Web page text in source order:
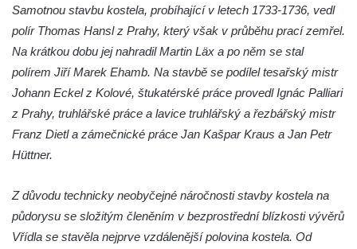
Kaple Panny Marie Růžencové na návsi v
Konětopech
Výklenková kaple u silnice jižně od Hřivic
Kostel svatého Jakuba ve Hřivicích
Kaple svatého Rocha na zvířecím hřbitově v
Jimlíně
Kaple v zahradě domu čp. 55 v Jimlíně
Samotnou stavbu kostela, probíhající v letech 1733-1736, vedl
polír Thomas Hansl z Prahy, který však v průběhu prací zemřel.
Na krátkou dobu jej nahradil Martin Läx a po něm se stal
polírem Jiří Marek Ehamb. Na stavbě se podílel tesařský mistr
Johann Eckel z Kolové, štukatérské práce provedl Ignác Palliari
z Prahy, truhlářské práce a lavice truhlářský a řezbářský mistr
Franz Dietl a zámečnické práce Jan Kašpar Kraus a Jan Petr
Hüttner.
Z důvodu technicky neobyčejné náročnosti stavby kostela na
půdorysu se složitým členěním v bezprostřední blízkosti vývěrů
Vřídla se stavěla nejprve vzdálenější polovina kostela. Od